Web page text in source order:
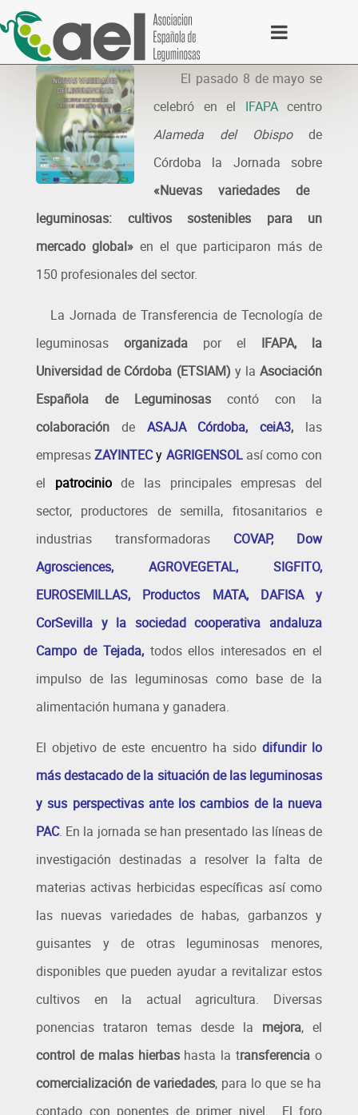
El pasado 8 de mayo se
celebró en el IFAPAcentro
Alameda del Obispode
Córdoba la Jornada sobre
«Nuevas variedades de
leguminosas: cultivos sostenibles para un
mercado global» en el que participaron más de
150 profesionales del sector.
La Jornada de Transferencia de Tecnología de
leguminosas organizada por el IFAPA, la
Universidad de Córdoba (ETSIAM) y la Asociación
Española de Leguminosas contó con la
colaboración deASAJA Córdoba, ceiA3, las
empresasZAYINTECy AGRIGENSOLasí como con
el patrociniode las principales empresas del
sector, productores de semilla, fitosanitarios e
industrias transformadoras COVAP, Dow
Agrosciences, AGROVEGETAL, SIGFITO,
EUROSEMILLAS, Productos MATA, DAFISA y
CorSevilla y la sociedad cooperativa andaluza
Campo de Tejada, todos ellos interesados en el
impulso de las leguminosas como base de la
alimentación humana y ganadera.
El objetivo de este encuentro ha sido difundir lo
más destacado de la situación de las leguminosas
y sus perspectivas ante los cambios de la nueva
PAC. En la jornada se han presentado las líneas de
investigación destinadas a resolver la falta de
materias activas herbicidas específicas así como
las nuevas variedades de habas, garbanzos y
guisantes y de otras leguminosas menores,
disponibles que pueden ayudar a revitalizar estos
cultivos en la actual agricultura. Diversas
ponencias trataron temas desde la mejora, el
control de malas hierbashasta la transferenciao
comercialización de variedades, para lo que se ha
contado con ponentes de primer nivel. El foro